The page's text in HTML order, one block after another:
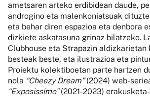
ametsaren arteko erdibidean daude,
androgino eta malenkoniatsuak
eta behar diren espazioa eta denbora
dizkiete askatasuna grinaz bilatzeko.
Clubhouse eta Strapazin aldizkarietan
besteak beste, eta ilustrazioa eta
Proiektu kolektiboetan parte hartzen
nola “Cheezy Dream”(2024) web-
“Exposissimo”(2021-2023)